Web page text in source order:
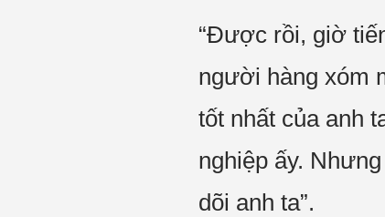
“Được rồi, giờ
người hàng xóm
tốt nhất của anh
nghiệp ấy.
dõi anh ta”.